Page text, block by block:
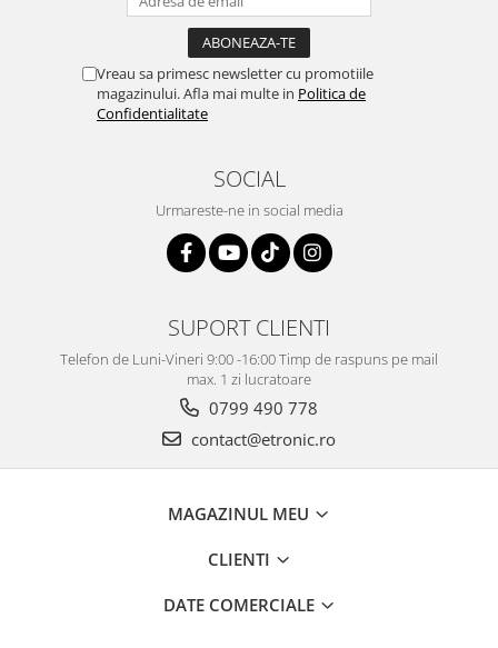
Vreau sa primesc newsletter cu promotiile
magazinului. Afla mai multe in Politica de
Confidentialitate
SOCIAL
Urmareste-ne in social media
SUPORT CLIENTI
Telefon de Luni-Vineri 9:00 -16:00 Timp de raspuns pe mail
max. 1 zi lucratoare
0799 490 778
contact@etronic.ro
MAGAZINUL MEU
CLIENTI
DATE COMERCIALE